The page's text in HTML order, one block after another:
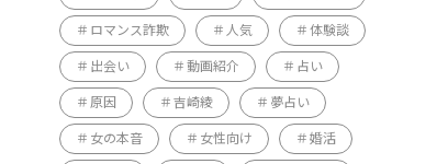
ロマンス詐欺 人気 体験談
出会い 動画紹介 占い
原因 吉崎綾 夢占い
女の本音 女性向け 婚活